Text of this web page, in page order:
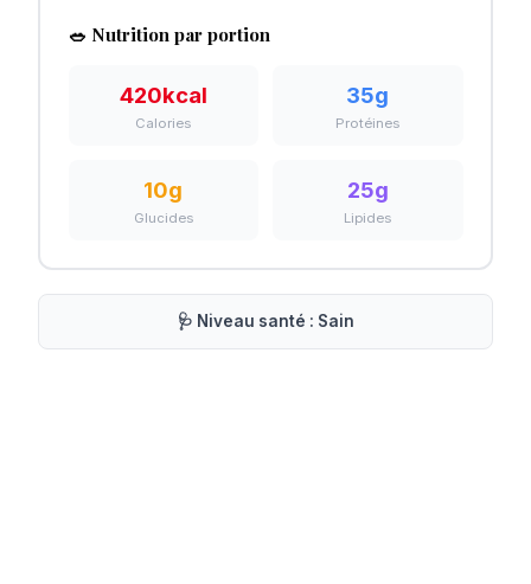
🥗 Nutrition par portion
420kcal
Calories
35g
Protéines
10g
Glucides
25g
Lipides
🩺 Niveau santé : Sain